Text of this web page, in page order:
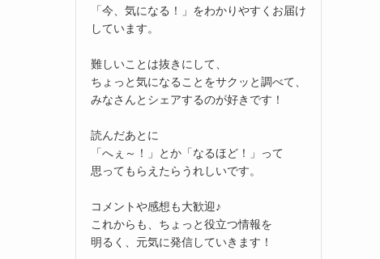
「今、気になる！」をわかりやすくお届け
しています。
難しいことは抜きにして、
ちょっと気になることをサクッと調べて、
みなさんとシェアするのが好きです！
読んだあとに
「へぇ～！」とか「なるほど！」って
思ってもらえたらうれしいです。
コメントや感想も大歓迎♪
これからも、ちょっと役立つ情報を
明るく、元気に発信していきます！